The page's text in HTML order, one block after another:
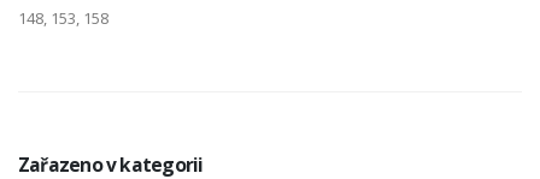
148, 153, 158
Zařazeno v kategorii